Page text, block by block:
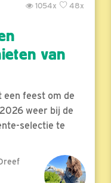
48x
1054x
van
een feest om de
weer bij de
selectie te